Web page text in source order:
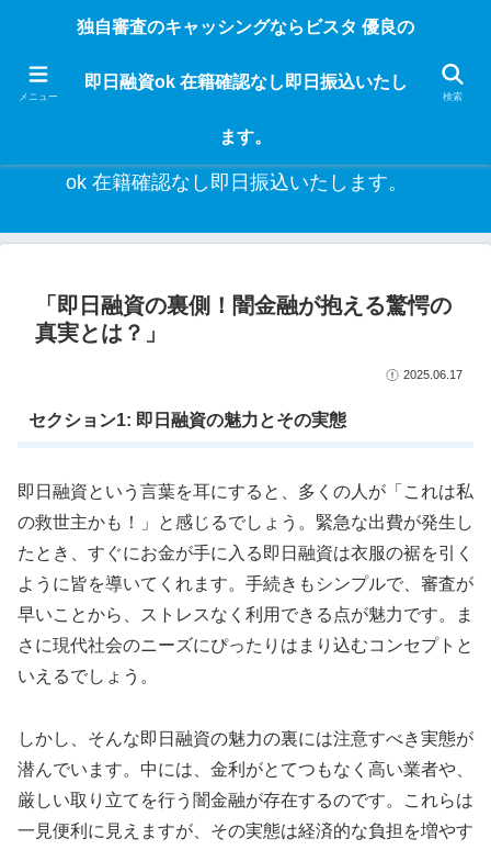
独自審査のフリーローンならビスタなら24時間365日 在籍確認なしで借りれる
な入用があっても安心！融資率97％！仕事をしている人ならブラックでも給料
日返済の１ヶ月融資で借りられるから安心！
独自審査のキャッシングならビスタ 優良の即日融資
ok 在籍確認なし即日振込いたします。
「即日融資の裏側！闇金融が抱える驚愕の
真実とは？」
2025.06.17
セクション1: 即日融資の魅力とその実態
即日融資という言葉を耳にすると、多くの人が「これは私
の救世主かも！」と感じるでしょう。緊急な出費が発生し
たとき、すぐにお金が手に入る即日融資は衣服の裾を引く
ように皆を導いてくれます。手続きもシンプルで、審査が
早いことから、ストレスなく利用できる点が魅力です。ま
さに現代社会のニーズにぴったりはまり込むコンセプトと
いえるでしょう。
しかし、そんな即日融資の魅力の裏には注意すべき実態が
潜んでいます。中には、金利がとてつもなく高い業者や、
厳しい取り立てを行う闇金融が存在するのです。これらは
一見便利に見えますが、その実態は経済的な負担を増やす
メニュー
独自審査のキャッシングならビスタ 優良の
即日融資ok 在籍確認なし即日振込いたし
ます。
検索